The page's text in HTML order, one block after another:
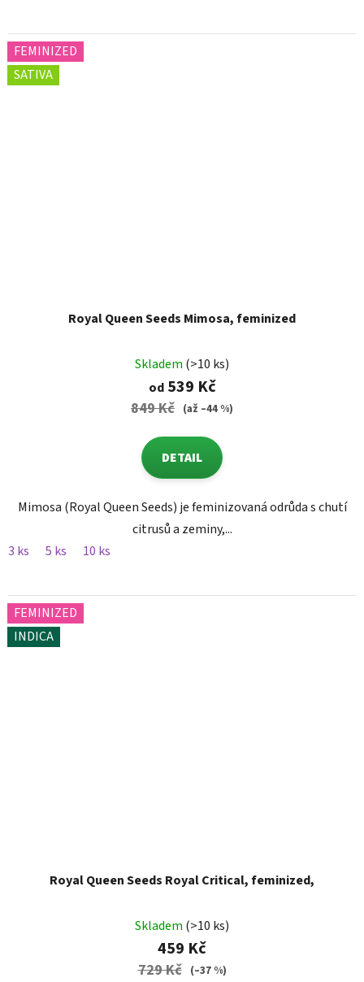
FEMINIZED
SATIVA
Royal Queen Seeds Mimosa, feminized
Skladem (>10 ks)
od539 Kč
849 Kč (až –44 %)
DETAIL
Mimosa (Royal Queen Seeds) je feminizovaná odrůda s chutí
citrusů a zeminy,...
3 ks
5 ks 10 ks
FEMINIZED
INDICA
Royal Queen Seeds Royal Critical, feminized,
Skladem (>10 ks)
459 Kč
729 Kč (–37 %)